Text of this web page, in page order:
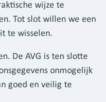
wijze te
Tot slot willen we een
te wisselen.
De AVG is ten slotte
onmogelijk
goed en veilig te